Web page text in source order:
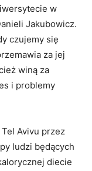
w
Jakubowicz.
czujemy się
za jej
winą za
i problemy
Avivu przez
ludzi będących
diecie